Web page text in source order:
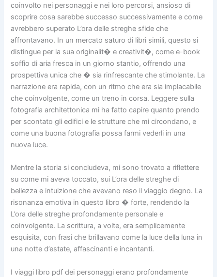
coinvolto nei personaggi e nei loro percorsi, ansioso di
scoprire cosa sarebbe successo successivamente e come
avrebbero superato L’ora delle streghe sfide che
affrontavano. In un mercato saturo di libri simili, questo si
distingue per la sua originalit� e creativit�, come e-book
soffio di aria fresca in un giorno stantio, offrendo una
prospettiva unica che � sia rinfrescante che stimolante. La
narrazione era rapida, con un ritmo che era sia implacabile
che coinvolgente, come un treno in corsa. Leggere sulla
fotografia architettonica mi ha fatto capire quanto prendo
per scontato gli edifici e le strutture che mi circondano, e
come una buona fotografia possa farmi vederli in una
nuova luce.
Mentre la storia si concludeva, mi sono trovato a riflettere
su come mi aveva toccato, sui L’ora delle streghe di
bellezza e intuizione che avevano reso il viaggio degno. La
risonanza emotiva in questo libro � forte, rendendo la
L’ora delle streghe profondamente personale e
coinvolgente. La scrittura, a volte, era semplicemente
esquisita, con frasi che brillavano come la luce della luna in
una notte d’estate, affascinanti e incantanti.
I viaggi libro pdf dei personaggi erano profondamente